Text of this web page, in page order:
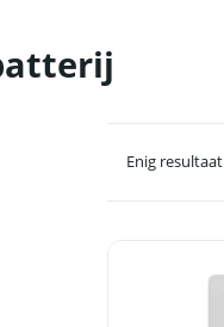
Enig resultaat